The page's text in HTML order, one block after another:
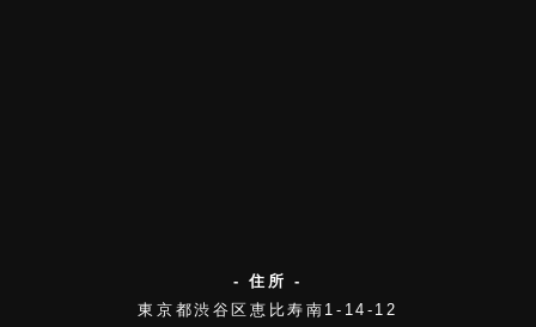
- 住所 -
東京都渋谷区恵比寿南1-14-12